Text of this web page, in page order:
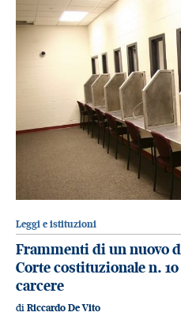
Leggi e istituzioni
Frammenti di un nuovo
Corte costituzionale n.
carcere
di Riccardo De Vito